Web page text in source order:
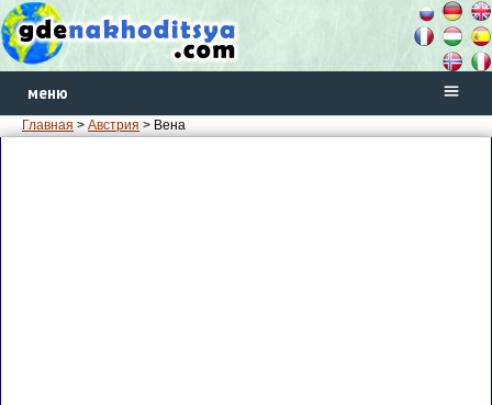
меню
Главная > Австрия > Вена